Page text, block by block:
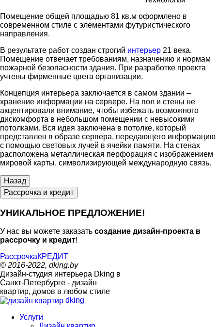
Помещение общей площадью 81 кв.м оформлено в
современном стиле с элементами футуристического
направления.
В результате работ создан строгий интерьер 21 века.
Помещение отвечает требованиям, назначению и нормам
пожарной безопасности здания. При разработке проекта
учтены фирменные цвета организации.
Концепция интерьера заключается в самом здании –
хранение информации на сервере. На пол и стены не
акцентировали внимание, чтобы избежать возможного
дискомфорта в небольшом помещении с невысокими
потолками. Вся идея заключена в потолке, который
представлен в образе сервера, передающего информацию
с помощью световых лучей в ячейки памяти. На стенах
расположена металлическая перфорация с изображением
мировой карты, символизирующей международную связь.
Рассрочка и кредит
УНИКАЛЬНОЕ ПРЕДЛОЖЕНИЕ!
У нас вы можете заказать создание дизайн-проекта в
рассрочку и кредит!
РассрочкаКРЕДИТ
© 2016-2022, dking.by
Дизайн-студия интерьера Dking в
Санкт-Петербурге - дизайн
квартир, домов в любом стиле
dking
Услуги